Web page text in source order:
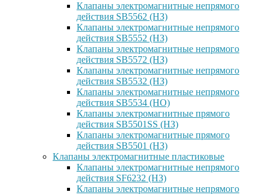
Клапаны электромагнитные непрямого
действия SB5562 (НЗ)
Клапаны электромагнитные непрямого
действия SB5552 (НЗ)
Клапаны электромагнитные непрямого
действия SB5572 (НЗ)
Клапаны электромагнитные непрямого
действия SB5532 (НЗ)
Клапаны электромагнитные непрямого
действия SB5534 (НО)
Клапаны электромагнитные прямого
действия SB5501SS (НЗ)
Клапаны электромагнитные прямого
действия SB5501 (НЗ)
Клапаны электромагнитные пластиковые
Клапаны электромагнитные непрямого
действия SF6232 (НЗ)
Клапаны электромагнитные непрямого